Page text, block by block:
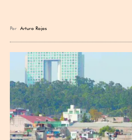
Por Arturo Rojas